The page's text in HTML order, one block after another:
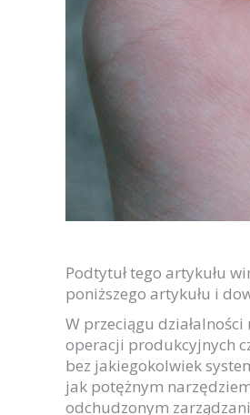
Podtytuł tego artykułu
poniższego artykułu i
W przeciągu
operacji produkcyjnych
bez jakiegokolwiek
jak potężnym
odchudzonym